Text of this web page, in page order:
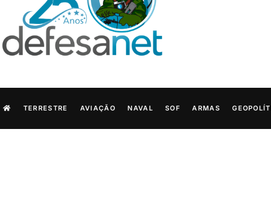
TERRESTRE AVIAÇÃO NAVAL SOF ARMAS